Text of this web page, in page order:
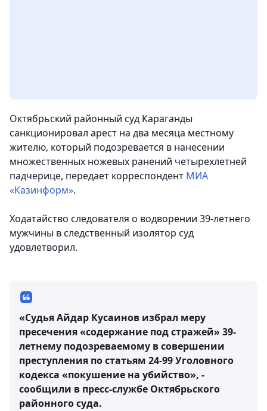
Октябрьский районный суд Караганды
санкционировал арест на два месяца местному
жителю, который подозревается в нанесении
множественных ножевых ранений четырехлетней
падчерице, передает корреспондент МИА
«Казинформ».
Ходатайство следователя о водворении 39-летнего
мужчины в следственный изолятор суд
удовлетворил.
«Судья Айдар Кусаинов избрал меру
пресечения «содержание под стражей» 39-
летнему подозреваемому в совершении
преступления по статьям 24-99 Уголовного
кодекса «покушение на убийство», -
сообщили в пресс-службе Октябрьского
районного суда.